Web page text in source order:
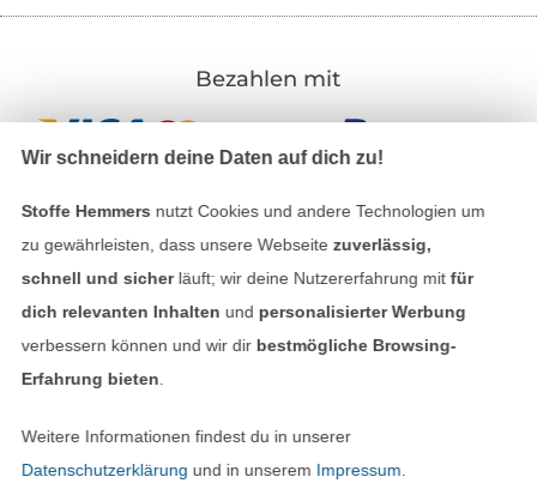
Bezahlen mit
Unsere Versandpartner
In den deutschen Shop wechseln (aktuell
Wir schneidern deine Daten auf dich zu!
Stoffe Hemmers nutzt Cookies und andere Technologien um
zu gewährleisten, dass unsere Webseite zuverlässig,
schnell und sicherläuft; wir deine Nutzererfahrung mitfür
dich relevanten Inhalten und personalisierter Werbung
verbessern können und wir dir bestmögliche Browsing-
Erfahrung bieten
Weitere Informationen findest du in unserer
Datenschutzerklärung und in unserem Impressum